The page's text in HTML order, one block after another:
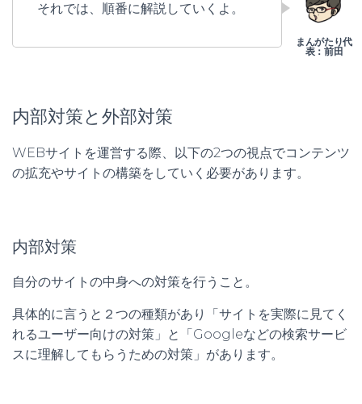
それでは、順番に解説していくよ。
内部対策と外部対策
WEBサイトを運営する際、以下の2つの視点でコンテンツ
の拡充やサイトの構築をしていく必要があります。
内部対策
自分のサイトの中身への対策を行うこと。
具体的に言うと２つの種類があり「サイトを実際に見てく
れるユーザー向けの対策」と「Googleなどの検索サービ
スに理解してもらうための対策」があります。